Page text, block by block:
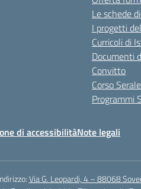
Le schede
I progetti
Curricoli di
Documenti
Convitto
Corso Serale
Programmi
di accessibilitàNote legali
Via G. Leopardi, 4 – 88068